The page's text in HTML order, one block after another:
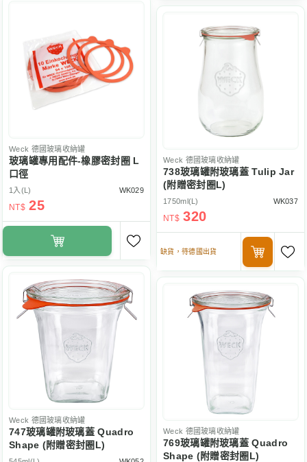
Weck 德國玻璃收納罐
玻璃罐專用配件-橡膠密封圈 L
口徑
1入(L) WK029
NT$ 25
Weck 德國玻璃收納罐
738玻璃罐附玻璃蓋 Tulip Jar
(附贈密封圈L)
1750ml(L) WK037
NT$ 320
缺貨，待德國出貨
Weck 德國玻璃收納罐
747玻璃罐附玻璃蓋 Quadro
Shape (附贈密封圈L)
Weck 德國玻璃收納罐
769玻璃罐附玻璃蓋 Quadro
Shape (附贈密封圈L)